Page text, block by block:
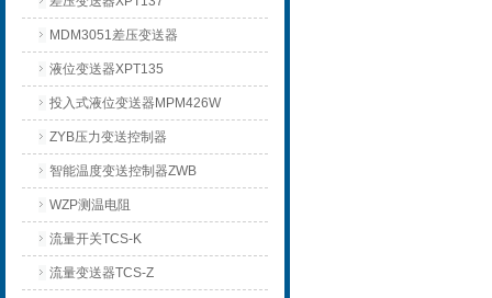
MDM3051差压变送器
液位变送器XPT135
投入式液位变送器MPM426W
ZYB压力变送控制器
智能温度变送控制器ZWB
WZP测温电阻
流量开关TCS-K
流量变送器TCS-Z